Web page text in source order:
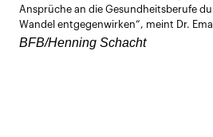
Ansprüche an die Gesundheitsberufe
Wandel entgegenwirken“, meint Dr.
BFB/Henning Schacht